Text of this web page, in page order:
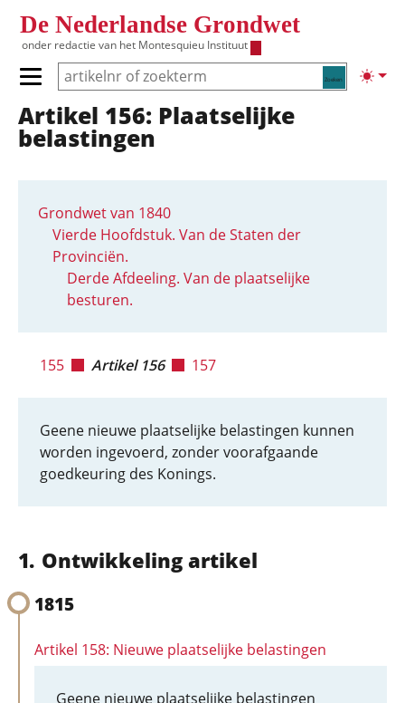
De Nederlandse Grondwet
onder redactie van het Montesquieu Instituut
Zoeken
Primair menu tonen/verbergen
Hoofdnavigatie
Artikel 156: Plaatselijke
belastingen
Grondwet van 1840
Vierde Hoofdstuk. Van de Staten der
Provinciën.
Derde Afdeeling. Van de plaatselijke
besturen.
155 Artikel 156 157
Geene nieuwe plaatselijke belastingen kunnen
worden ingevoerd, zonder voorafgaande
goedkeuring des Konings.
Ontwikkeling artikel
1815
Artikel 158: Nieuwe plaatselijke belastingen
Geene nieuwe plaatselijke belastingen